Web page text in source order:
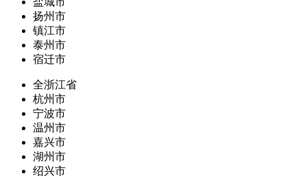
扬州市
镇江市
泰州市
宿迁市
全浙江省
杭州市
宁波市
温州市
嘉兴市
湖州市
绍兴市